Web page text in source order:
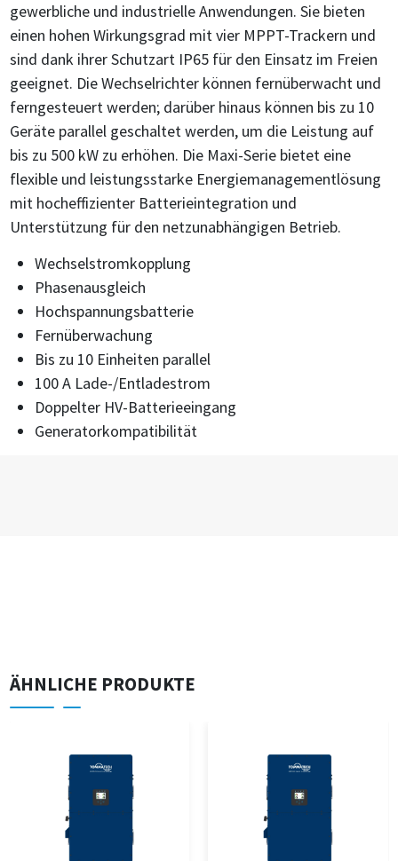
gewerbliche und industrielle Anwendungen. Sie bieten
einen hohen Wirkungsgrad mit vier MPPT-Trackern und
sind dank ihrer Schutzart IP65 für den Einsatz im Freien
geeignet. Die Wechselrichter können fernüberwacht und
ferngesteuert werden; darüber hinaus können bis zu 10
Geräte parallel geschaltet werden, um die Leistung auf
bis zu 500 kW zu erhöhen. Die Maxi-Serie bietet eine
flexible und leistungsstarke Energiemanagementlösung
mit hocheffizienter Batterieintegration und
Unterstützung für den netzunabhängigen Betrieb.
Wechselstromkopplung
Phasenausgleich
Hochspannungsbatterie
Fernüberwachung
Bis zu 10 Einheiten parallel
100 A Lade-/Entladestrom
Doppelter HV-Batterieeingang
Generatorkompatibilität
ÄHNLICHE PRODUKTE